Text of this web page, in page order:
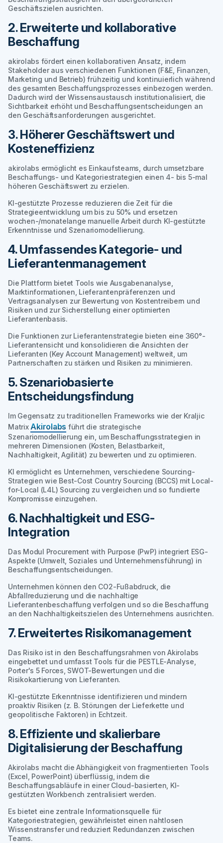
Geschäftszielen ausrichten.
2. Erweiterte und kollaborative
Beschaffung
akirolabs fördert einen kollaborativen Ansatz, indem
Stakeholder aus verschiedenen Funktionen (F&E, Finanzen,
Marketing und Betrieb) frühzeitig und kontinuierlich während
des gesamten Beschaffungsprozesses einbezogen werden.
Dadurch wird der Wissensaustausch institutionalisiert, die
Sichtbarkeit erhöht und Beschaffungsentscheidungen an
den Geschäftsanforderungen ausgerichtet.
3. Höherer Geschäftswert und
Kosteneffizienz
akirolabs ermöglicht es Einkaufsteams, durch umsetzbare
Beschaffungs- und Kategoriestrategien einen 4- bis 5-mal
höheren Geschäftswert zu erzielen.
KI-gestützte Prozesse reduzieren die Zeit für die
Strategieentwicklung um bis zu 50% und ersetzen
wochen-/monatelange manuelle Arbeit durch KI-gestützte
Erkenntnisse und Szenariomodellierung.
4. Umfassendes Kategorie- und
Lieferantenmanagement
Die Plattform bietet Tools wie Ausgabenanalyse,
Marktinformationen, Lieferantenpräferenzen und
Vertragsanalysen zur Bewertung von Kostentreibern und
Risiken und zur Sicherstellung einer optimierten
Lieferantenbasis.
Die Funktionen zur Lieferantenstrategie bieten eine 360°-
Lieferantensicht und konsolidieren die Ansichten der
Lieferanten (Key Account Management) weltweit, um
Partnerschaften zu stärken und Risiken zu minimieren.
5. Szenariobasierte
Entscheidungsfindung
Im Gegensatz zu traditionellen Frameworks wie der Kraljic
Matrix Akirolabs führt die strategische
Szenariomodellierung ein, um Beschaffungsstrategien in
mehreren Dimensionen (Kosten, Belastbarkeit,
Nachhaltigkeit, Agilität) zu bewerten und zu optimieren.
KI ermöglicht es Unternehmen, verschiedene Sourcing-
Strategien wie Best-Cost Country Sourcing (BCCS) mit Local-
for-Local (L4L) Sourcing zu vergleichen und so fundierte
Kompromisse einzugehen.
6. Nachhaltigkeit und ESG-
Integration
Das Modul Procurement with Purpose (PwP) integriert ESG-
Aspekte (Umwelt, Soziales und Unternehmensführung) in
Beschaffungsentscheidungen.
Unternehmen können den CO2-Fußabdruck, die
Abfallreduzierung und die nachhaltige
Lieferantenbeschaffung verfolgen und so die Beschaffung
an den Nachhaltigkeitszielen des Unternehmens ausrichten.
7. Erweitertes Risikomanagement
Das Risiko ist in den Beschaffungsrahmen von Akirolabs
eingebettet und umfasst Tools für die PESTLE-Analyse,
Porter's 5 Forces, SWOT-Bewertungen und die
Risikokartierung von Lieferanten.
KI-gestützte Erkenntnisse identifizieren und mindern
proaktiv Risiken (z. B. Störungen der Lieferkette und
geopolitische Faktoren) in Echtzeit.
8. Effiziente und skalierbare
Digitalisierung der Beschaffung
Akirolabs macht die Abhängigkeit von fragmentierten Tools
(Excel, PowerPoint) überflüssig, indem die
Beschaffungsabläufe in einer Cloud-basierten, KI-
gestützten Workbench zentralisiert werden.
Es bietet eine zentrale Informationsquelle für
Kategoriestrategien, gewährleistet einen nahtlosen
Wissenstransfer und reduziert Redundanzen zwischen
Teams.